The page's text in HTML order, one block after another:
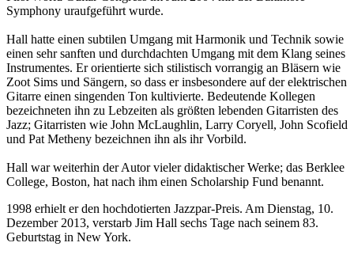
Symphony uraufgeführt wurde.
Hall hatte einen subtilen Umgang mit Harmonik und Technik sowie
einen sehr sanften und durchdachten Umgang mit dem Klang seines
Instrumentes. Er orientierte sich stilistisch vorrangig an Bläsern wie
Zoot Sims und Sängern, so dass er insbesondere auf der elektrischen
Gitarre einen singenden Ton kultivierte. Bedeutende Kollegen
bezeichneten ihn zu Lebzeiten als größten lebenden Gitarristen des
Jazz; Gitarristen wie John McLaughlin, Larry Coryell, John Scofield
und Pat Metheny bezeichnen ihn als ihr Vorbild.
Hall war weiterhin der Autor vieler didaktischer Werke; das Berklee
College, Boston, hat nach ihm einen Scholarship Fund benannt.
1998 erhielt er den hochdotierten Jazzpar-Preis. Am Dienstag, 10.
Dezember 2013, verstarb Jim Hall sechs Tage nach seinem 83.
Geburtstag in New York.